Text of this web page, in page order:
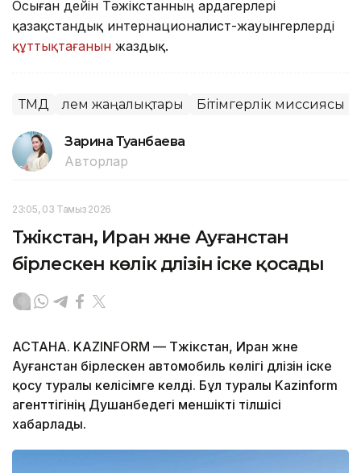
Осыған дейін Тәжікстанның ардагерлері
қазақстандық интернационалист-жауынгерлерді
құттықтағанын жаздық.
ТМД Әлем жаңалықтары Бітімгерлік миссиясы
Зарина Туғанбаева
Авторлар
23:05, 03 Тамыз 2026
Тәжікстан, Иран және Ауғанстан
бірлескен көлік дәлізін іске қосады
АСТАНА. KAZINFORM — Тәжікстан, Иран және
Ауғанстан бірлескен автомобиль көлігі дәлізін іске
қосу туралы келісімге келді. Бұл туралы Kazinform
агенттігінің Душанбедегі меншікті тілшісі
хабарлады.